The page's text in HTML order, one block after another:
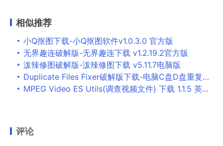
相似推荐
小Q抠图下载-小Q抠图软件v1.0.3.0 官方版
无界趣连破解版-无界趣连下载 v1.2.19.2官方版
泼辣修图破解版-泼辣修图下载 v5.11.7电脑版
Duplicate Files Fixer破解版下载-电脑C盘D盘重复文件扫描删除工具v1.2.0.9513 免费版
MPEG Video ES Utils(调查视频文件) 下载 1.1.5 英文绿色版 – MPEG Video ES U
评论